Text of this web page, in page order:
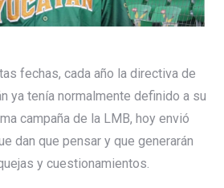
fechas, cada año la directiva de
ya tenía normalmente definido a su
campaña de la LMB, hoy envió
dan que pensar y que generarán
y cuestionamientos.